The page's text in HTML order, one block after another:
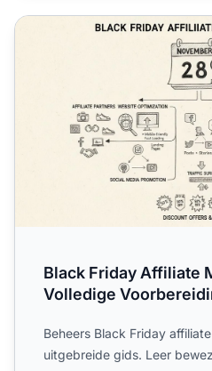
Black Friday Affiliate
Black Friday Affiliate
Volledige
Beheers Black Friday
uitgebreide gids. Leer